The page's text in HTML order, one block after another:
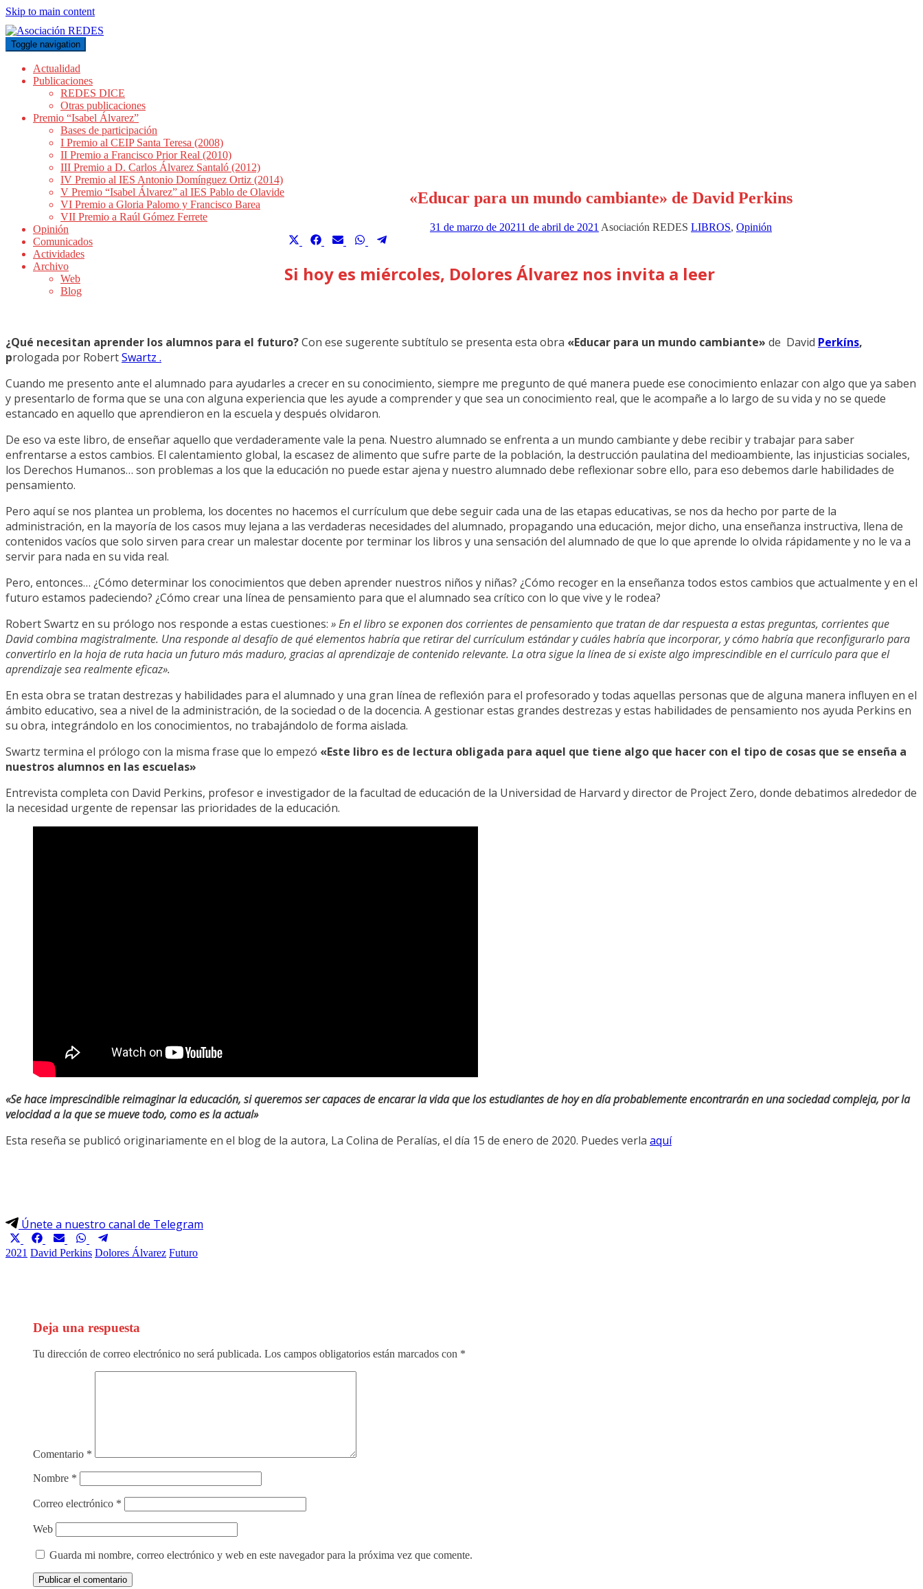
Skip to main content
Toggle navigation
Actualidad
Publicaciones
REDES DICE
Otras publicaciones
Premio “Isabel Álvarez”
Bases de participación
I Premio al CEIP Santa Teresa (2008)
II Premio a Francisco Prior Real (2010)
III Premio a D. Carlos Álvarez Santaló (2012)
IV Premio al IES Antonio Domínguez Ortiz (2014)
V Premio “Isabel Álvarez” al IES Pablo de Olavide
VI Premio a Gloria Palomo y Francisco Barea
VII Premio a Raúl Gómez Ferrete
Opinión
Comunicados
Actividades
Archivo
Web
Blog
«Educar para un mundo cambiante» de David Perkins
31 de marzo de 20211 de abril de 2021 Asociación REDES LIBROS, Opinión
Compartir
X
(Twitter)
Compartir
Facebook
Compartir
Email
Compartir
WhatsApp
Telegram
Si hoy es miércoles, Dolores Álvarez nos invita a leer
¿Qué necesitan aprender los alumnos para el futuro?Con ese sugerente subtítulo se presenta esta obra «Educar para un mundo cambiante» de David Perkíns,
prologada por RobertSwartz .
Cuando me presento ante el alumnado para ayudarles a crecer en su conocimiento, siempre me pregunto de qué manera puede ese conocimiento enlazar con algo que ya saben
y presentarlo de forma que se una con alguna experiencia que les ayude a comprender y que sea un conocimiento real, que le acompañe a lo largo de su vida y no se quede
estancado en aquello que aprendieron en la escuela y después olvidaron.
De eso va este libro, de enseñar aquello que verdaderamente vale la pena. Nuestro alumnado se enfrenta a un mundo cambiante y debe recibir y trabajar para saber
enfrentarse a estos cambios. El calentamiento global, la escasez de alimento que sufre parte de la población, la destrucción paulatina del medioambiente, las injusticias sociales,
los Derechos Humanos… son problemas a los que la educación no puede estar ajena y nuestro alumnado debe reflexionar sobre ello, para eso debemos darle habilidades de
pensamiento.
Pero aquí se nos plantea un problema, los docentes no hacemos el currículum que debe seguir cada una de las etapas educativas, se nos da hecho por parte de la
administración, en la mayoría de los casos muy lejana a las verdaderas necesidades del alumnado, propagando una educación, mejor dicho, una enseñanza instructiva, llena de
contenidos vacíos que solo sirven para crear un malestar docente por terminar los libros y una sensación del alumnado de que lo que aprende lo olvida rápidamente y no le va a
servir para nada en su vida real.
Pero, entonces… ¿Cómo determinar los conocimientos que deben aprender nuestros niños y niñas? ¿Cómo recoger en la enseñanza todos estos cambios que actualmente y en el
futuro estamos padeciendo? ¿Cómo crear una línea de pensamiento para que el alumnado sea crítico con lo que vive y le rodea?
Robert Swartz en su prólogo nos responde a estas cuestiones: » En el libro se exponen dos corrientes de pensamiento que tratan de dar respuesta a estas preguntas, corrientes que
David combina magistralmente. Una responde al desafío de qué elementos habría que retirar del currículum estándar y cuáles habría que incorporar, y cómo habría que reconfigurarlo para
convertirlo en la hoja de ruta hacia un futuro más maduro, gracias al aprendizaje de contenido relevante. La otra sigue la línea de si existe algo imprescindible en el currículo para que el
aprendizaje sea realmente eficaz».
En esta obra se tratan destrezas y habilidades para el alumnado y una gran línea de reflexión para el profesorado y todas aquellas personas que de alguna manera influyen en el
ámbito educativo, sea a nivel de la administración, de la sociedad o de la docencia. A gestionar estas grandes destrezas y estas habilidades de pensamiento nos ayuda Perkins en
su obra, integrándolo en los conocimientos, no trabajándolo de forma aislada.
Swartz termina el prólogo con la misma frase que lo empezó «Este libro es de lectura obligada para aquel que tiene algo que hacer con el tipo de cosas que se enseña a
nuestros alumnos en las escuelas»
Entrevista completa con David Perkins, profesor e investigador de la facultad de educación de la Universidad de Harvard y director de Project Zero, donde debatimos alrededor de
la necesidad urgente de repensar las prioridades de la educación.
«Se hace imprescindible reimaginar la educación, si queremos ser capaces de encarar la vida que los estudiantes de hoy en día probablemente encontrarán en una sociedad compleja, por la
velocidad a la que se mueve todo, como es la actual»
Esta reseña se publicó originariamente en el blog de la autora, La Colina de Peralías, el día 15 de enero de 2020. Puedes verla aquí
Únete a nuestro canal de Telegram
Compartir
en
Compartir
en
Compartir
en
Compartir
en en
2021 David Perkins Dolores Álvarez Futuro
Deja una respuesta
Tu dirección de correo electrónico no será publicada. Los campos obligatorios están marcados con *
Comentario *
Nombre *
Correo electrónico *
Web
Guarda mi nombre, correo electrónico y web en este navegador para la próxima vez que comente.